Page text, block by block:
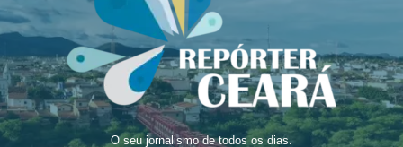
O seu jornalismo de todos os dias.